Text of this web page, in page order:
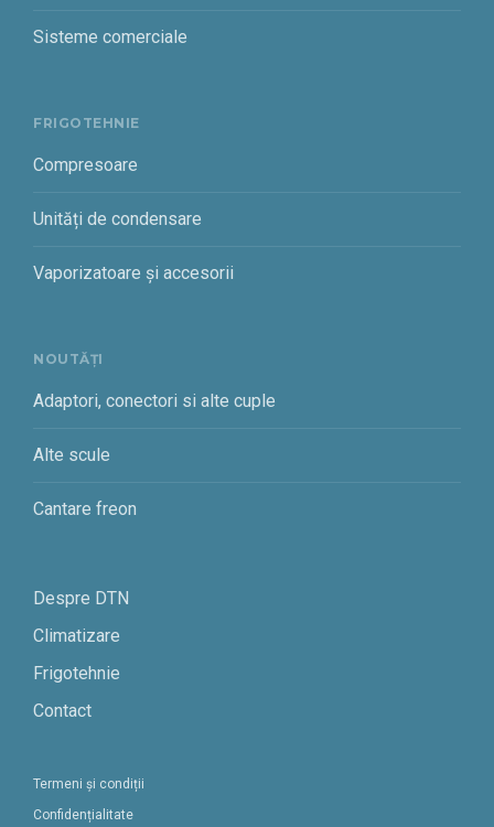
Sisteme comerciale
FRIGOTEHNIE
Compresoare
Unități de condensare
Vaporizatoare și accesorii
NOUTĂȚI
Adaptori, conectori si alte cuple
Alte scule
Cantare freon
Despre DTN
Climatizare
Frigotehnie
Contact
Termeni și condiții
Confidențialitate